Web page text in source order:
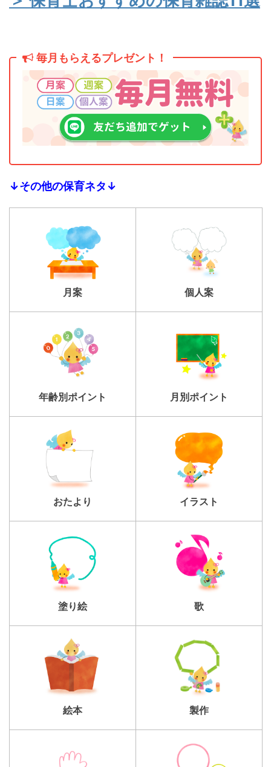
毎月もらえるプレゼント！
↓その他の保育ネタ↓
月案 個人案
年齢別ポイント 月別ポイント
おたより イラスト
塗り絵 歌
絵本 製作